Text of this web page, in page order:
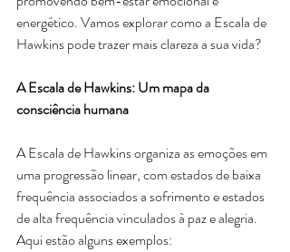
energético. Vamos explorar como a Escala de
Hawkins pode trazer mais clareza a sua vida?
A Escala de Hawkins: Um mapa da
consciência humana
A Escala de Hawkins organiza as emoções em
uma progressão linear, com estados de baixa
frequência associados a sofrimento e estados
de alta frequência vinculados à paz e alegria.
Aqui estão alguns exemplos: